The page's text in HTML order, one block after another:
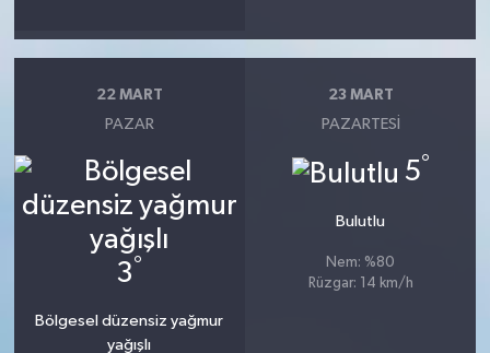
22 MART
PAZAR
3°
Bölgesel düzensiz yağmur
yağışlı
23 MART
PAZARTESI
5°
Bulutlu
Nem: %80
Rüzgar: 14 km/h